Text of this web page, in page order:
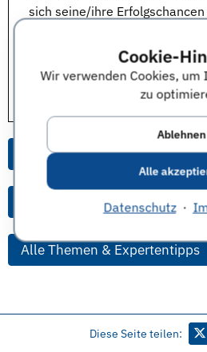
Cookie-
Wir verwenden Cookies, um
zu
Ablehnen
Alle
Datenschutz·
sich seine/ihre
Vielen Dank für die
Dr. Antje Voigt, Tax, PwC
Alle Anworten zu dieser Frage
Alle Anworten von diesem
Alle Themen & Expertentipps
Diese Seite teilen: